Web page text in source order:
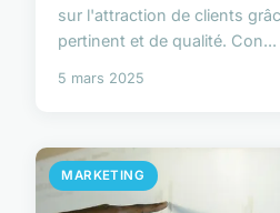
sur l'attraction de clients
pertinent et de qualité. Con...
5 mars 2025
MARKETING